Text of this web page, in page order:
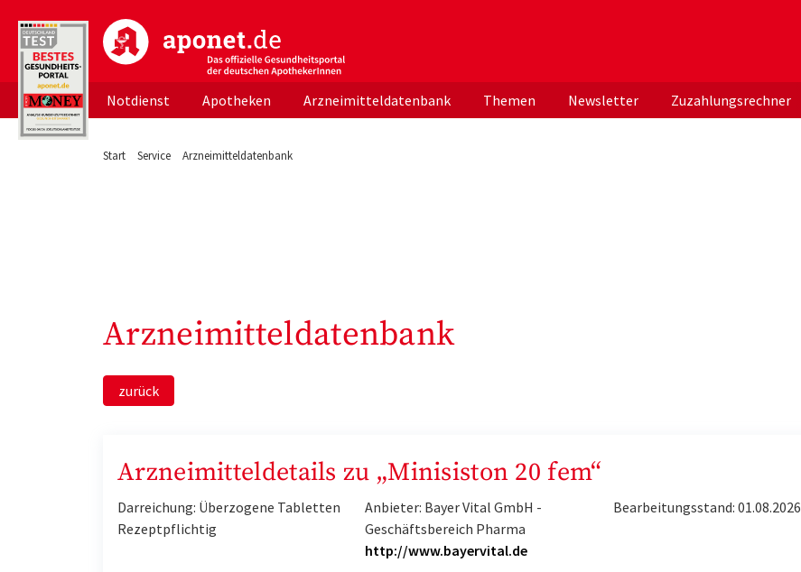
aponet.de - Das offizielle Gesundheitsportal der deutschen ApothekerInnen
Notdienst Apotheken Arzneimitteldatenbank Themen Newsletter Zuzahlungsrechner
Start Service Arzneimitteldatenbank
Arzneimitteldatenbank
zurück
Arzneimitteldetails zu „Minisiston 20 fem“
Darreichung: Überzogene Tabletten
Rezeptpflichtig
Anbieter: Bayer Vital GmbH -
Geschäftsbereich Pharma
http://www.bayervital.de
Bearbeitungsstand: 01.08.2026